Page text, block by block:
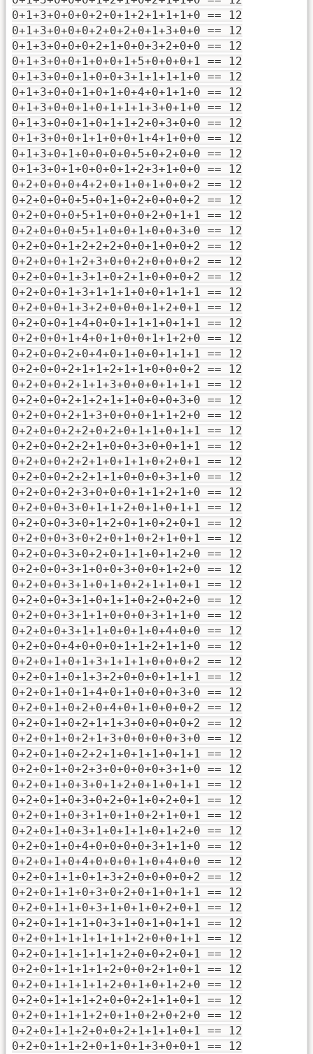
0+1+3+0+0+0+2+0+1+2+1+1+1+0 == 12
0+1+3+0+0+0+2+0+2+0+1+3+0+0 == 12
0+1+3+0+0+0+2+1+0+0+3+2+0+0 == 12
0+1+3+0+0+1+0+0+1+5+0+0+0+1 == 12
0+1+3+0+0+1+0+0+3+1+1+1+1+0 == 12
0+1+3+0+0+1+0+1+0+4+0+1+1+0 == 12
0+1+3+0+0+1+0+1+1+1+3+0+1+0 == 12
0+1+3+0+0+1+0+1+1+2+0+3+0+0 == 12
0+1+3+0+0+1+1+0+0+1+4+1+0+0 == 12
0+1+3+0+1+0+0+0+0+5+0+2+0+0 == 12
0+1+3+0+1+0+0+0+1+2+3+1+0+0 == 12
0+2+0+0+0+4+2+0+1+0+1+0+0+2 == 12
0+2+0+0+0+5+0+1+0+2+0+0+0+2 == 12
0+2+0+0+0+5+1+0+0+0+2+0+1+1 == 12
0+2+0+0+0+5+1+0+0+1+0+0+3+0 == 12
0+2+0+0+1+2+2+2+0+0+1+0+0+2 == 12
0+2+0+0+1+2+3+0+0+2+0+0+0+2 == 12
0+2+0+0+1+3+1+0+2+1+0+0+0+2 == 12
0+2+0+0+1+3+1+1+1+0+0+1+1+1 == 12
0+2+0+0+1+3+2+0+0+0+1+2+0+1 == 12
0+2+0+0+1+4+0+0+1+1+1+0+1+1 == 12
0+2+0+0+1+4+0+1+0+0+1+1+2+0 == 12
0+2+0+0+2+0+4+0+1+0+0+1+1+1 == 12
0+2+0+0+2+1+1+2+1+1+0+0+0+2 == 12
0+2+0+0+2+1+1+3+0+0+0+1+1+1 == 12
0+2+0+0+2+1+2+1+1+0+0+0+3+0 == 12
0+2+0+0+2+1+3+0+0+0+1+1+2+0 == 12
0+2+0+0+2+2+0+2+0+1+1+0+1+1 == 12
0+2+0+0+2+2+1+0+0+3+0+0+1+1 == 12
0+2+0+0+2+2+1+0+1+1+0+2+0+1 == 12
0+2+0+0+2+2+1+1+0+0+0+3+1+0 == 12
0+2+0+0+2+3+0+0+0+1+1+2+1+0 == 12
0+2+0+0+3+0+1+1+2+0+1+0+1+1 == 12
0+2+0+0+3+0+1+2+0+1+0+2+0+1 == 12
0+2+0+0+3+0+2+0+1+0+2+1+0+1 == 12
0+2+0+0+3+0+2+0+1+1+0+1+2+0 == 12
0+2+0+0+3+1+0+0+3+0+0+1+2+0 == 12
0+2+0+0+3+1+0+1+0+2+1+1+0+1 == 12
0+2+0+0+3+1+0+1+1+0+2+0+2+0 == 12
0+2+0+0+3+1+1+0+0+0+3+1+1+0 == 12
0+2+0+0+3+1+1+0+0+1+0+4+0+0 == 12
0+2+0+0+4+0+0+0+1+1+2+1+1+0 == 12
0+2+0+1+0+1+3+1+1+1+0+0+0+2 == 12
0+2+0+1+0+1+3+2+0+0+0+1+1+1 == 12
0+2+0+1+0+1+4+0+1+0+0+0+3+0 == 12
0+2+0+1+0+2+0+4+0+1+0+0+0+2 == 12
0+2+0+1+0+2+1+1+3+0+0+0+0+2 == 12
0+2+0+1+0+2+1+3+0+0+0+0+3+0 == 12
0+2+0+1+0+2+2+1+0+1+1+0+1+1 == 12
0+2+0+1+0+2+3+0+0+0+0+3+1+0 == 12
0+2+0+1+0+3+0+1+2+0+1+0+1+1 == 12
0+2+0+1+0+3+0+2+0+1+0+2+0+1 == 12
0+2+0+1+0+3+1+0+1+0+2+1+0+1 == 12
0+2+0+1+0+3+1+0+1+1+0+1+2+0 == 12
0+2+0+1+0+4+0+0+0+0+3+1+1+0 == 12
0+2+0+1+0+4+0+0+0+1+0+4+0+0 == 12
0+2+0+1+1+0+1+3+2+0+0+0+0+2 == 12
0+2+0+1+1+0+3+0+2+0+1+0+1+1 == 12
0+2+0+1+1+0+3+1+0+1+0+2+0+1 == 12
0+2+0+1+1+1+0+3+1+0+1+0+1+1 == 12
0+2+0+1+1+1+1+1+1+2+0+0+1+1 == 12
0+2+0+1+1+1+1+1+2+0+0+2+0+1 == 12
0+2+0+1+1+1+1+2+0+0+2+1+0+1 == 12
0+2+0+1+1+1+1+2+0+1+0+1+2+0 == 12
0+2+0+1+1+1+2+0+0+2+1+1+0+1 == 12
0+2+0+1+1+1+2+0+1+0+2+0+2+0 == 12
0+2+0+1+1+2+0+0+2+1+1+1+0+1 == 12
0+2+0+1+1+2+0+1+0+1+3+0+0+1 == 12